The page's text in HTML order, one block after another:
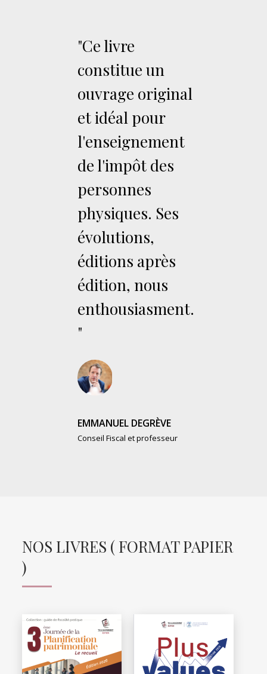
"Ce livre
constitue un
ouvrage original
et idéal pour
l'enseignement
de l'impôt des
personnes
physiques. Ses
évolutions,
éditions après
édition, nous
enthousiasment.
"
EMMANUEL DEGRÈVE
Conseil Fiscal et professeur
NOS LIVRES ( FORMAT PAPIER
)